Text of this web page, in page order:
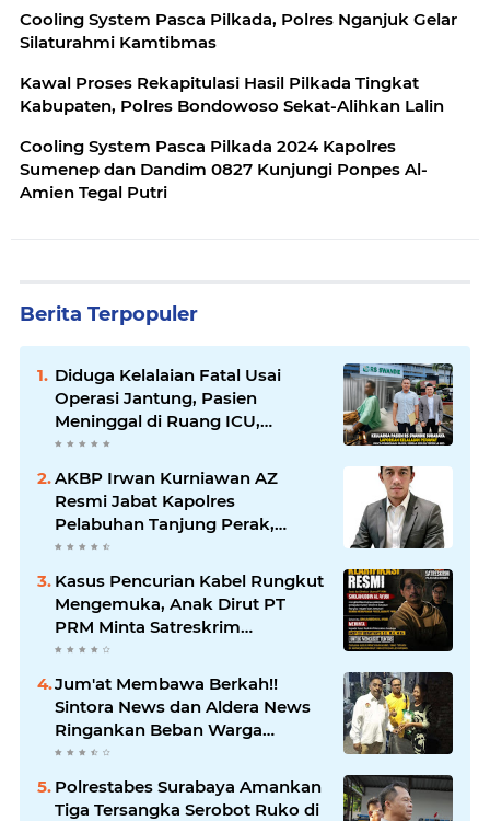
Cooling System Pasca Pilkada, Polres Nganjuk Gelar
Silaturahmi Kamtibmas
Kawal Proses Rekapitulasi Hasil Pilkada Tingkat
Kabupaten, Polres Bondowoso Sekat-Alihkan Lalin
Cooling System Pasca Pilkada 2024 Kapolres
Sumenep dan Dandim 0827 Kunjungi Ponpes Al-
Amien Tegal Putri
Berita Terpopuler
Diduga Kelalaian Fatal Usai
Operasi Jantung, Pasien
Meninggal di Ruang ICU,
Keluarga Tuntut RSUD dr.
Soewandhie Bertanggung
Jawab
AKBP Irwan Kurniawan AZ
Resmi Jabat Kapolres
Pelabuhan Tanjung Perak,
Pimpinan Redaksi
HarianMataBerita.com
Sampaikan Ucapan Selamat
Kasus Pencurian Kabel Rungkut
Mengemuka, Anak Dirut PT
PRM Minta Satreskrim
Polrestabes Surabaya Usut
Hingga Tuntas
Jum'at Membawa Berkah!!
Sintora News dan Aldera News
Ringankan Beban Warga
Bangkitkan Pelaku UMKM
Polrestabes Surabaya Amankan
Tiga Tersangka Serobot Ruko di